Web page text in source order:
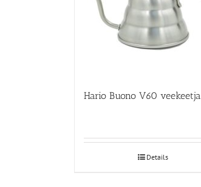
Hario Buono V60 veekeetja
Details